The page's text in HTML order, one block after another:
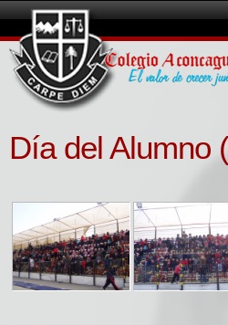
Día del Alumno